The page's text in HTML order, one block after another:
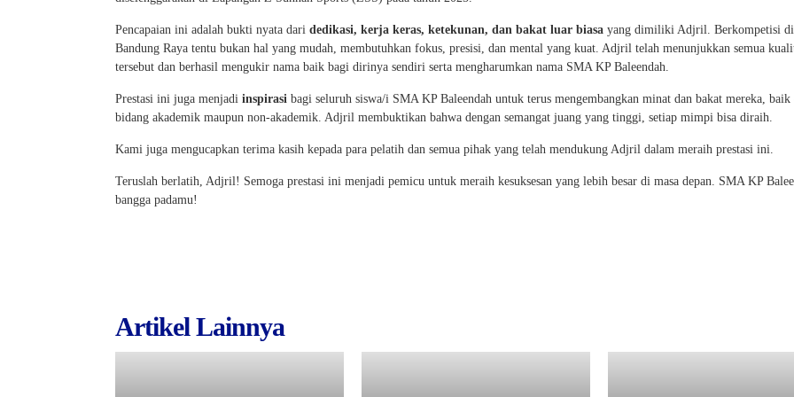
Pencapaian ini adalah bukti nyata dari dedikasi, kerja keras, ketekunan, dan bakat luar biasa yang dimiliki Adjril. Berkompetisi
Bandung Raya tentu bukan hal yang mudah, membutuhkan fokus, presisi, dan mental yang kuat. Adjril telah menunjukkan semua
tersebut dan berhasil mengukir nama baik bagi dirinya sendiri serta mengharumkan nama SMA KP Baleendah.
Prestasi ini juga menjadi inspirasi bagi seluruh siswa/i SMA KP Baleendah untuk terus mengembangkan minat dan bakat mereka, baik
bidang akademik maupun non-akademik. Adjril membuktikan bahwa dengan semangat juang yang tinggi, setiap mimpi bisa diraih.
Kami juga mengucapkan terima kasih kepada para pelatih dan semua pihak yang telah mendukung Adjril dalam meraih prestasi ini.
Teruslah berlatih, Adjril! Semoga prestasi ini menjadi pemicu untuk meraih kesuksesan yang lebih besar di masa depan. SMA KP
bangga padamu!
Artikel Lainnya